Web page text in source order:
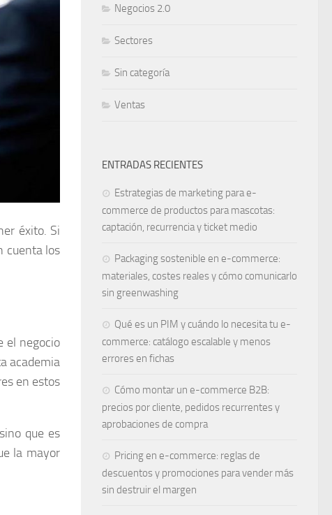
éxito. Si
cuenta los
el negocio
academia
en estos
que es
la mayor
Negocios 2.0
Sectores
Sin categoría
Ventas
ENTRADAS RECIENTES
Estrategias de marketing para e-
commerce de productos para mascotas:
captación, recurrencia y ticket medio
Packaging sostenible en e-commerce:
materiales, costes reales y cómo comunicarlo
sin greenwashing
Qué es un PIM y cuándo lo necesita tu e-
commerce: catálogo escalable y menos
errores en fichas
Cómo montar un e-commerce B2B:
precios por cliente, pedidos recurrentes y
aprobaciones de compra
Pricing en e-commerce: reglas de
descuentos y promociones para vender más
sin destruir el margen